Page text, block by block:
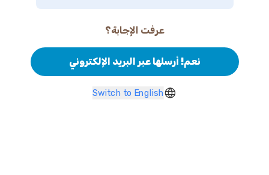
عرفت الإجابة؟
نعم! أرسلها عبر البريد الإلكتروني
Switch to English